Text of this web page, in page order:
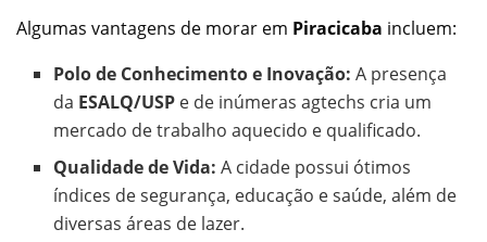
Algumas vantagens de morar em Piracicaba incluem:
Polo de Conhecimento e Inovação: A presença
da ESALQ/USP e de inúmeras agtechs cria um
mercado de trabalho aquecido e qualificado.
Qualidade de Vida: A cidade possui ótimos
índices de segurança, educação e saúde, além de
diversas áreas de lazer.